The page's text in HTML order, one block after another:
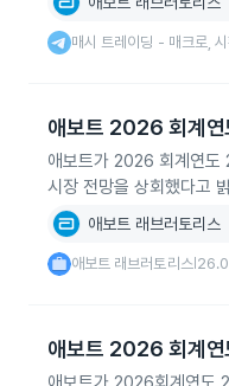
매시 트레이딩 - 매크로,
애보트 2026 회계연
애보트가 2026 회계연도
시장 전망을 상회했다고
애보트 래브러토리스
애보트 래브러토리스
애보트 2026 회계연